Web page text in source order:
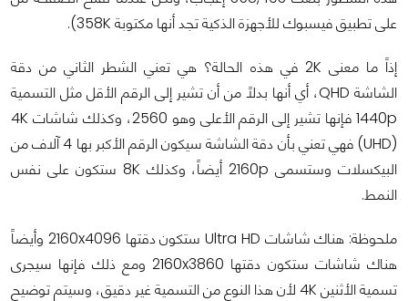
على تطبيق فيسبوك للأجهزة الذكية تجد أنها مكتوبة 358K).
إذاً ما معنى 2K في هذه الحالة؟ هي تعني الشطر الثاني من دقة
الشاشة QHD، أي أنها بدلاً من أن تشير إلى الرقم الأقل مثل التسمية
1440p فإنها تشير إلى الرقم الأعلى وهو 2560، وكذلك شاشات 4K
(UHD) فهي تعني بأن دقة الشاشة سيكون الرقم الأكبر بها 4 آلاف من
البيكسلات وستسمى 2160p أيضاً، وكذلك 8K ستكون على نفس
النمط.
ملحوظة: هناك شاشات Ultra HD ستكون دقتها 2160x4096 وأيضاً
هناك شاشات ستكون دقتها 2160x3860 ومع ذلك فإنها سيجرى
تسمية الأثنين 4K لأن هذا النوع من التسمية غير دقيق، وسيتم توضيح